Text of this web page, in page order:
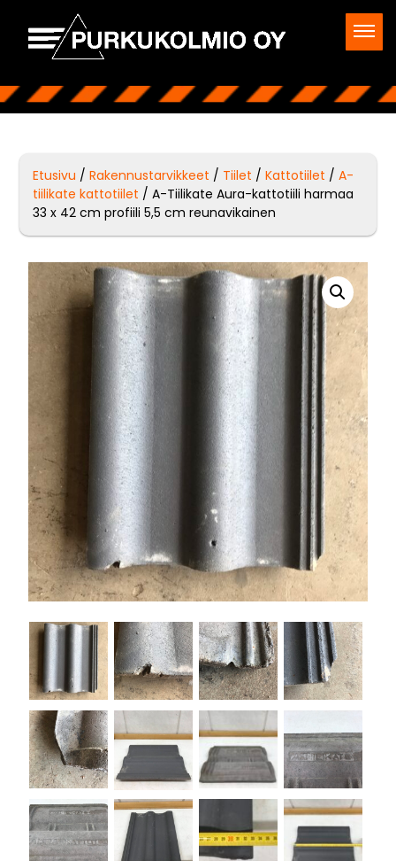
Etusivu /Rakennustarvikkeet / Tiilet /Kattotiilet /A-
tiilikate kattotiilet / A-Tiilikate Aura-kattotiili harmaa
33 x 42 cm profiili 5,5 cm reunavikainen